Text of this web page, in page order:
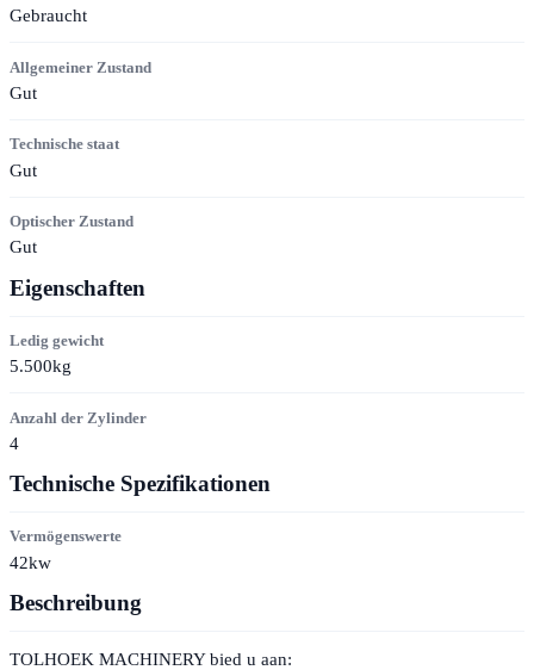
Gebraucht
Allgemeiner Zustand
Gut
Technische staat
Gut
Optischer Zustand
Gut
Eigenschaften
Ledig gewicht
5.500kg
Anzahl der Zylinder
4
Technische Spezifikationen
Vermögenswerte
42kw
Beschreibung
TOLHOEK MACHINERY bied u aan: